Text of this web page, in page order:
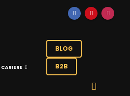
CARIERE
BLOG
B2B